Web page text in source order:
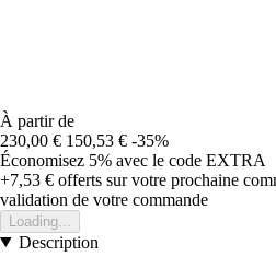
À partir de
230,00 € 150,53 € -35%
Économisez 5% avec le code EXTRA
+7,53 € offerts sur votre prochaine
validation de votre commande
Loading...
Description